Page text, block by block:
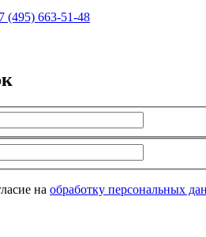
(495) 663-51-48
на обработку персональных